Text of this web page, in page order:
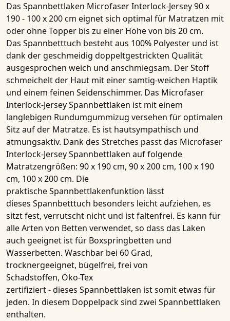
Das Spannbettlaken Microfaser Interlock-Jersey 90 x
190 - 100 x 200 cm eignet sich optimal für Matratzen mit
oder ohne Topper bis zu einer Höhe von bis 20 cm.
Das Spannbetttuch besteht aus 100% Polyester und ist
dank der geschmeidig doppeltgestrickten Qualität
ausgesprochen weich und anschmiegsam. Der Stoff
schmeichelt der Haut mit einer samtig-weichen Haptik
und einem feinen Seidenschimmer. Das Microfaser
Interlock-JerseySpannbettlaken ist mit einem
langlebigen Rundumgummizug versehen für optimalen
Sitz auf der Matratze. Es ist hautsympathisch und
atmungsaktiv. Dank des Stretches passt das Microfaser
Interlock-JerseySpannbettlaken auf folgende
Matratzengrößen: 90 x 190 cm, 90 x 200 cm, 100 x 190
cm, 100 x 200 cm. Die
praktischeSpannbettlakenfunktion lässt
dieses Spannbetttuch besonders leicht aufziehen, es
sitzt fest, verrutscht nicht und ist faltenfrei. Es kann für
alle Arten von Betten verwendet, so dass das Laken
auch geeignet ist für Boxspringbetten und
Wasserbetten. Waschbar bei 60 Grad,
trocknergeeignet, bügelfrei, frei von
Schadstoffen, Öko-Tex
zertifiziert- dieses Spannbettlaken istsomitetwas für
jeden. In diesem Doppelpack sind zwei Spannbettlaken
enthalten.